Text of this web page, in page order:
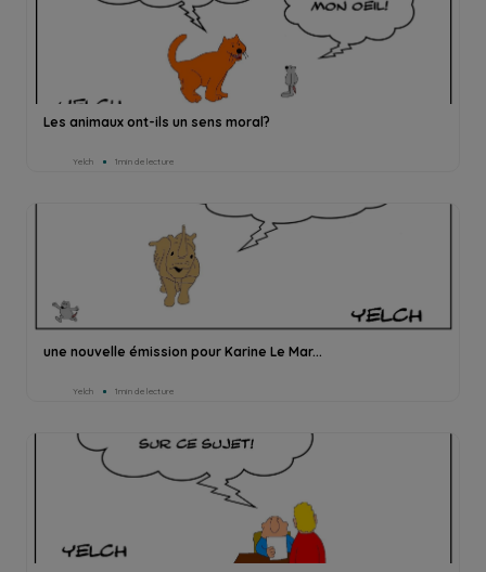
Les animaux ont-ils un sens moral?
Yelch 1min de lecture
une nouvelle émission pour Karine Le Mar...
Yelch 1min de lecture